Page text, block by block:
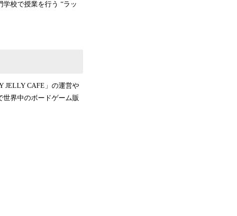
校で授業を行う “ラッ
JELLY CAFE」の運営や
世界中のボードゲーム販